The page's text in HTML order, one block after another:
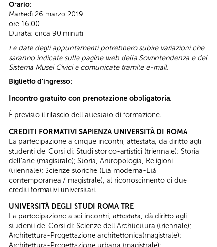
Orario:
Martedì 26 marzo 2019
ore 16.00
Durata: circa 90 minuti
Le date degli appuntamenti potrebbero subire variazioni che
saranno indicate sulle pagine web della Sovrintendenza e del
Sistema Musei Civici e comunicate tramite e-mail.
Biglietto d'ingresso:
Incontro gratuito con prenotazione obbligatoria.
È previsto il rilascio dell’attestato di formazione.
CREDITI FORMATIVI SAPIENZA UNIVERSITÀ DI ROMA
La partecipazione a cinque incontri, attestata, dà diritto agli
studenti dei Corsi di: Studi storico-artistici (triennale); Storia
dell’arte (magistrale); Storia, Antropologia, Religioni
(triennale); Scienze storiche (Età moderna-Età
contemporanea / magistrale), al riconoscimento di due
crediti formativi universitari.
UNIVERSITÀ DEGLI STUDI ROMA TRE
La partecipazione a sei incontri, attestata, dà diritto agli
studenti dei Corsi di: Scienze dell’Architettura (triennale);
Architettura-Progettazione architettonica(magistrale);